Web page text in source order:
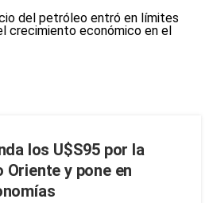
los U$S95 por la
y pone en